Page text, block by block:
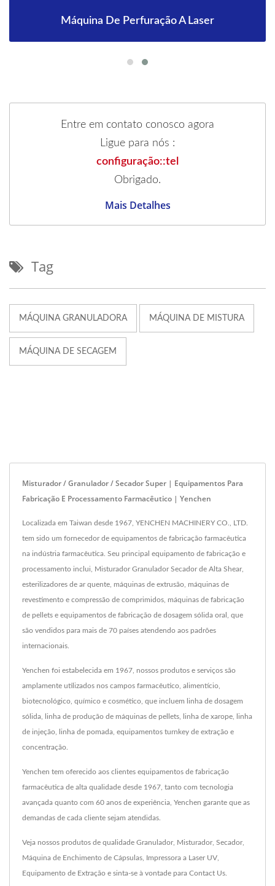
Máquina De Perfuração A Laser
Entre em contato conosco agora
Ligue para nós :
configuração::tel
Obrigado.
Mais Detalhes
Tag
MÁQUINA GRANULADORA MÁQUINA DE MISTURA
MÁQUINA DE SECAGEM
Misturador / Granulador / Secador Super | Equipamentos Para
Fabricação E Processamento Farmacêutico | Yenchen
Localizada em Taiwan desde 1967, YENCHEN MACHINERY CO., LTD.
tem sido um fornecedor de equipamentos de fabricação farmacêutica
na indústria farmacêutica. Seu principal equipamento de fabricação e
processamento inclui, Misturador Granulador Secador de Alta Shear,
esterilizadores de ar quente, máquinas de extrusão, máquinas de
revestimento e compressão de comprimidos, máquinas de fabricação
de pellets e equipamentos de fabricação de dosagem sólida oral, que
são vendidos para mais de 70 países atendendo aos padrões
internacionais.
Yenchen foi estabelecida em 1967, nossos produtos e serviços são
amplamente utilizados nos campos farmacêutico, alimentício,
biotecnológico, químico e cosmético, que incluem linha de dosagem
sólida, linha de produção de máquinas de pellets, linha de xarope, linha
de injeção, linha de pomada, equipamentos turnkey de extração e
concentração.
Yenchen tem oferecido aos clientes equipamentos de fabricação
farmacêutica de alta qualidade desde 1967, tanto com tecnologia
avançada quanto com 60 anos de experiência, Yenchen garante que as
demandas de cada cliente sejam atendidas.
Veja nossos produtos de qualidade Granulador, Misturador, Secador,
Máquina de Enchimento de Cápsulas Impressora a Laser UV
Equipamento de Extração e sinta-se à vontade para Contact Us